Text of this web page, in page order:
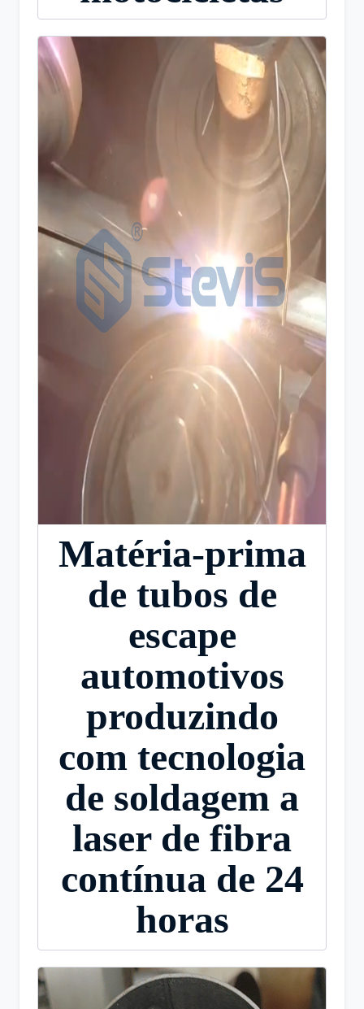
Matéria-prima
de tubos de
escape
automotivos
produzindo
com tecnologia
de soldagem a
laser de fibra
contínua de 24
horas